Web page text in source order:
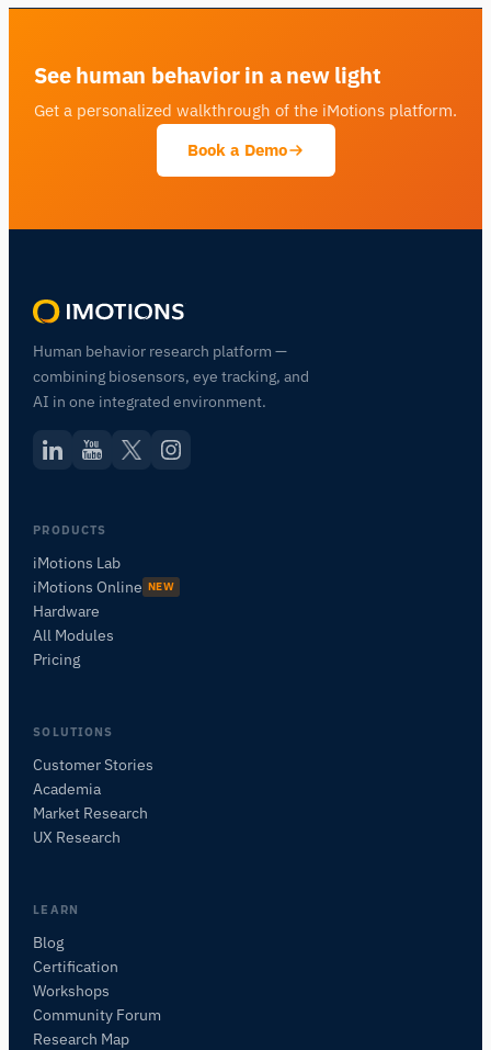
See human behavior in a new light
Get a personalized walkthrough of the iMotions platform.
Book a Demo
Human behavior research platform —
combining biosensors, eye tracking, and
AI in one integrated environment.
PRODUCTS
iMotions Lab
iMotions Online NEW
Hardware
All Modules
Pricing
SOLUTIONS
Customer Stories
Academia
Market Research
UX Research
LEARN
Blog
Certification
Workshops
Community Forum
Research Map
研究方法、製品、センサー、SDK、リソースに
この記事について質問
この記事を要約
これをどう応用できますか？